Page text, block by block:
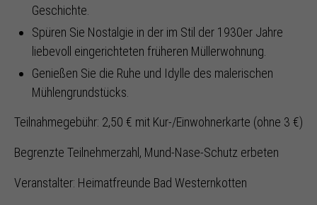
Geschichte.
Spüren Sie Nostalgie in der im Stil der 1930er Jahre
liebevoll eingerichteten früheren Müllerwohnung.
Genießen Sie die Ruhe und Idylle des malerischen
Mühlengrundstücks.
Teilnahmegebühr: 2,50 € mit Kur-/Einwohnerkarte (ohne 3 €)
Begrenzte Teilnehmerzahl, Mund-Nase-Schutz erbeten
Veranstalter: Heimatfreunde Bad Westernkotten